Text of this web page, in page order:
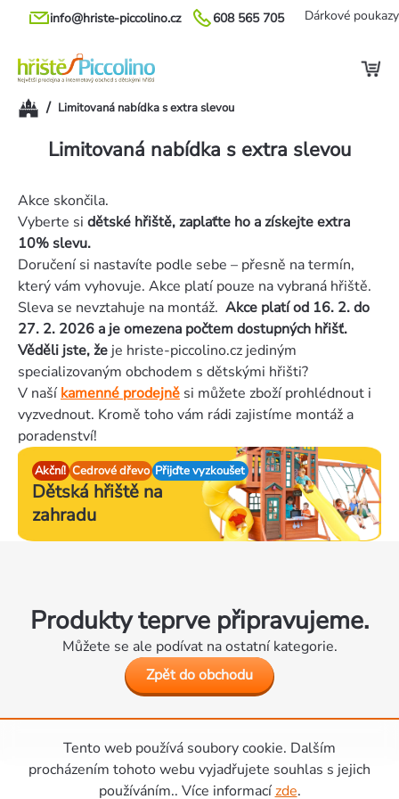
Tento web používá soubory cookie. Dalším
procházením tohoto webu vyjadřujete souhlas s jejich
používáním.. Více informacízde.
Přejít
608 565 705
info@hriste-piccolino.cz Dárkové poukazy
Domů/ Limitovaná nabídka s extra slevou
Limitovaná nabídka s extra slevou
Akce skončila.
Vyberte si dětské hřiště, zaplaťte ho a získejte extra
10% slevu.
Doručení si nastavíte podle sebe – přesně na termín,
který vám vyhovuje. Akce platí pouze na vybraná hřiště.
Sleva se nevztahuje na montáž. Akce platí od 16. 2. do
27. 2. 2026 a je omezena počtem dostupných hřišť.
Věděli jste, že je hriste-piccolino.cz jediným
specializovaným obchodem s dětskými hřišti?
V naší kamenné prodejně si můžete zboží prohlédnout i
vyzvednout. Kromě toho vám rádi zajistíme montáž a
poradenství!
Akční! Cedrové dřevo Přijďte vyzkoušet
Dětská hřiště na
zahradu
Produkty teprve připravujeme.
Můžete se ale podívat na ostatní kategorie.
Zpět do obchodu
Zápatí